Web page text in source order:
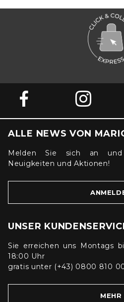
ALLE NEWS VON
Melden Sie sich an
Neuigkeiten und Aktionen!
UNSER
Sie erreichen uns Montags
18:00 Uhr
gratis unter (+43) 0800 810
MEHR